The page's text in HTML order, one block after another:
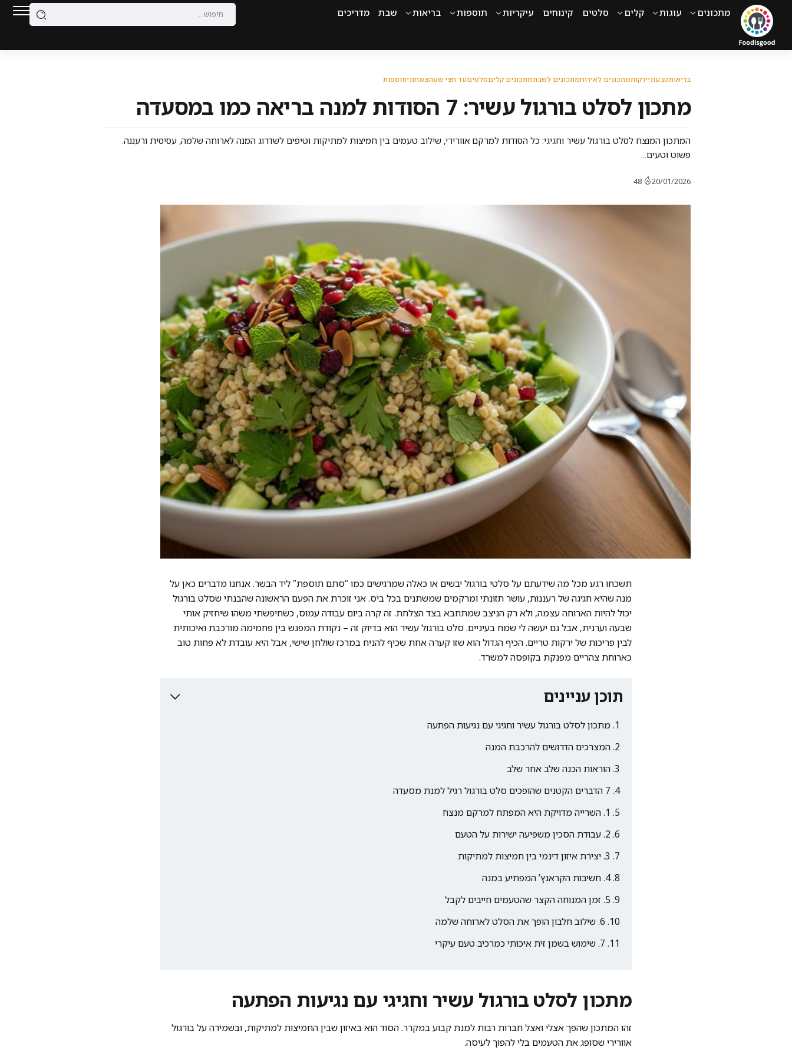
מתכונים עוגות קלים סלטים קינוחים עיקריות תוספות בריאות שבת מדריכים
בריאותטבעוניירקותמתכונים לאירוחמתכונים לשבתמתכונים קליםסלטיםעד חצי שעהצמחוניתוספות
מתכון לסלט בורגול עשיר: 7 הסודות למנה בריאה כמו במסעדה
המתכון המנצח לסלט בורגול עשיר וחגיגי: כל הסודות למרקם אוורירי, שילוב טעמים בין חמיצות למתיקות וטיפים לשדרוג המנה לארוחה שלמה, עסיסית ורעננה.
פשוט וטעים...
20/01/2026
48
תשכחו רגע מכל מה שידעתם על סלטי בורגול יבשים או כאלה שמרגישים כמו “סתם תוספת” ליד הבשר. אנחנו מדברים כאן על
מנה שהיא חגיגה של רעננות, עושר תזונתי ומרקמים שמשתנים בכל ביס. אני זוכרת את הפעם הראשונה שהבנתי שסלט בורגול
יכול להיות הארוחה עצמה, ולא רק הניצב שמתחבא בצד הצלחת. זה קרה ביום עבודה עמוס, כשחיפשתי משהו שיחזיק אותי
שבעה וערנית, אבל גם יעשה לי שמח בעיניים. סלט בורגול עשיר הוא בדיוק זה – נקודת המפגש בין פחמימה מורכבת ואיכותית
לבין פריכות של ירקות טריים. הכיף הגדול הוא שזו קערה אחת שכיף להניח במרכז שולחן שישי, אבל היא עובדת לא פחות טוב
כארוחת צהריים מפנקת בקופסה למשרד.
תוכן עניינים
מתכון לסלט בורגול עשיר וחגיגי עם נגיעות הפתעה
המצרכים הדרושים להרכבת המנה
הוראות הכנה שלב אחר שלב
7 הדברים הקטנים שהופכים סלט בורגול רגיל למנת מסעדה
1. השרייה מדויקת היא המפתח למרקם מנצח
2. עבודת הסכין משפיעה ישירות על הטעם
3. יצירת איזון דינמי בין חמיצות למתיקות
4. חשיבות הקראנץ’ המפתיע במנה
5. זמן המנוחה הקצר שהטעמים חייבים לקבל
6. שילוב חלבון הופך את הסלט לארוחה שלמה
7. שימוש בשמן זית איכותי כמרכיב טעם עיקרי
מתכון לסלט בורגול עשיר וחגיגי עם נגיעות הפתעה
זהו המתכון שהפך אצלי ואצל חברות רבות למנת קבוע במקרר. הסוד הוא באיזון שבין החמיצות למתיקות, ובשמירה על בורגול
אוורירי שסופג את הטעמים בלי להפוך לעיסה.